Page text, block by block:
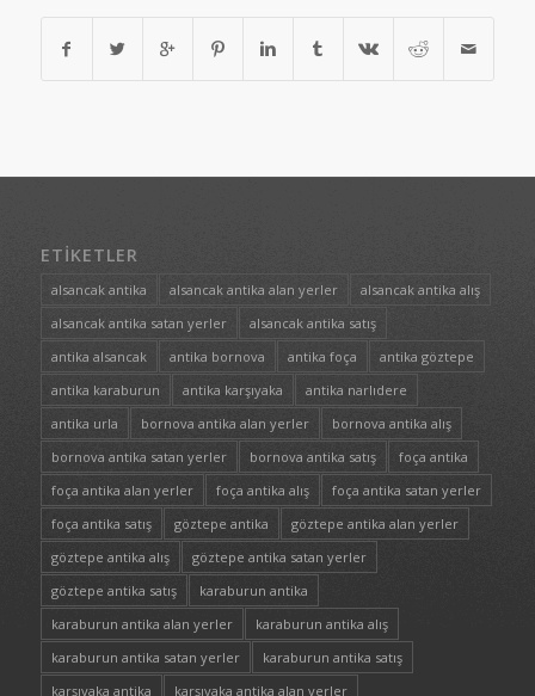
ETIKETLER
alsancak antika alsancak antika alan yerler
alsancak antika alış
alsancak antika satan yerler
alsancak antika satış
antika alsancak
antika bornova antika foça
antika göztepe
antika karaburun
antika karşıyaka
antika narlıdere
antika urla
bornova antika alan yerler
bornova antika alış
bornova antika satan yerler
bornova antika satış
foça antika
foça antika alan yerler
foça antika alış
foça antika satan yerler
foça antika satış
göztepe antika
göztepe antika alan yerler
göztepe antika alış
göztepe antika satan yerler
göztepe antika satış
karaburun antika
karaburun antika alan yerler
karaburun antika alış
karaburun antika satan yerler
karaburun antika satış
karşıyaka antika
karşıyaka antika alan yerler